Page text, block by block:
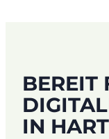
BEREIT
IN